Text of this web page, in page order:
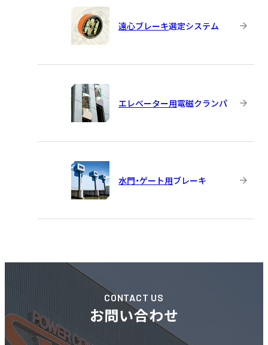
遠心ブレーキ選定システム
エレベーター用電磁クランパ
水門・ゲート用ブレーキ
CONTACT US
お問い合わせ